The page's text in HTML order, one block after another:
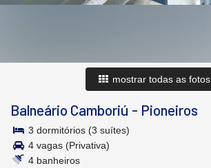
mostrar todas as fotos
Balneário Camboriú - Pioneiros
3 dormitórios (3 suítes)
4 vagas (Privativa)
4 banheiros